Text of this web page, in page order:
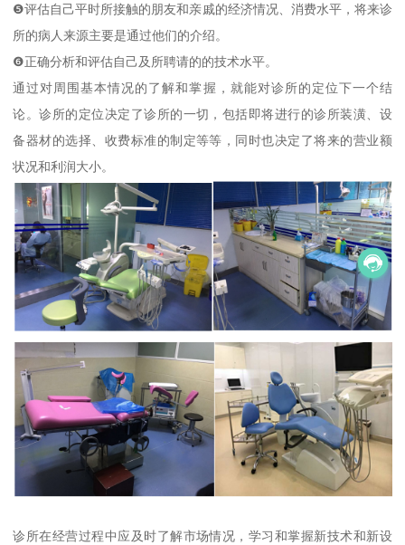
❺评估自己平时所接触的朋友和亲戚的经济情况、消费水平，将来诊
所的病人来源主要是通过他们的介绍。
❻正确分析和评估自己及所聘请的的技术水平。
通过对周围基本情况的了解和掌握，就能对诊所的定位下一个结
论。诊所的定位决定了诊所的一切，包括即将进行的诊所装潢、设
备器材的选择、收费标准的制定等等，同时也决定了将来的营业额
状况和利润大小。
诊所在经营过程中应及时了解市场情况，学习和掌握新技术和新设